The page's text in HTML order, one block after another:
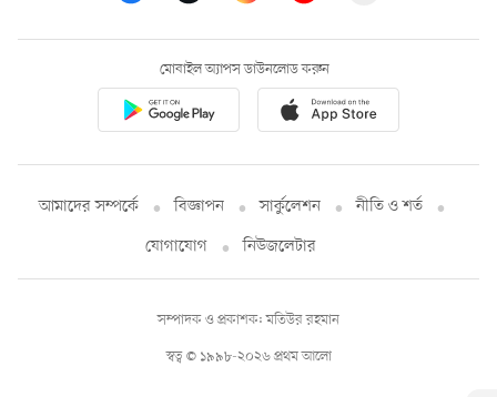
মোবাইল অ্যাপস ডাউনলোড করুন
আমাদের সম্পর্কে বিজ্ঞাপন সার্কুলেশন
নীতি ও শর্ত
যোগাযোগ
নিউজলেটার
স্বত্ব © ১৯৯৮-২০২৬ প্রথম আলো
সম্পাদক ও প্রকাশক: মতিউর রহমান